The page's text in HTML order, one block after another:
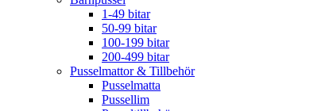
1-49 bitar
50-99 bitar
100-199 bitar
200-499 bitar
Pusselmattor & Tillbehör
Pusselmatta
Pussellim